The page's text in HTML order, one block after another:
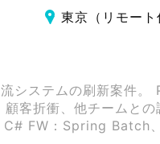
東京（リモート
システムの刷新案件
顧客折衝、他チームと
FW：Spring Batch